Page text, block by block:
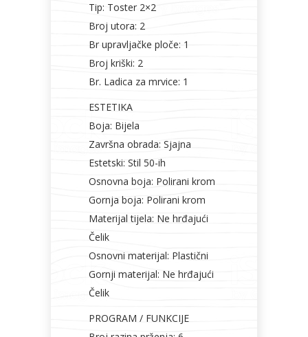
Tip: Toster 2×2
Broj utora: 2
Br upravljačke ploče: 1
Broj kriški: 2
Br. Ladica za mrvice: 1
ESTETIKA
Boja: Bijela
Završna obrada: Sjajna
Estetski: Stil 50-ih
Osnovna boja: Polirani krom
Gornja boja: Polirani krom
Materijal tijela: Ne hrđajući
Čelik
Osnovni materijal: Plastični
Gornji materijal: Ne hrđajući
Čelik
PROGRAM / FUNKCIJE